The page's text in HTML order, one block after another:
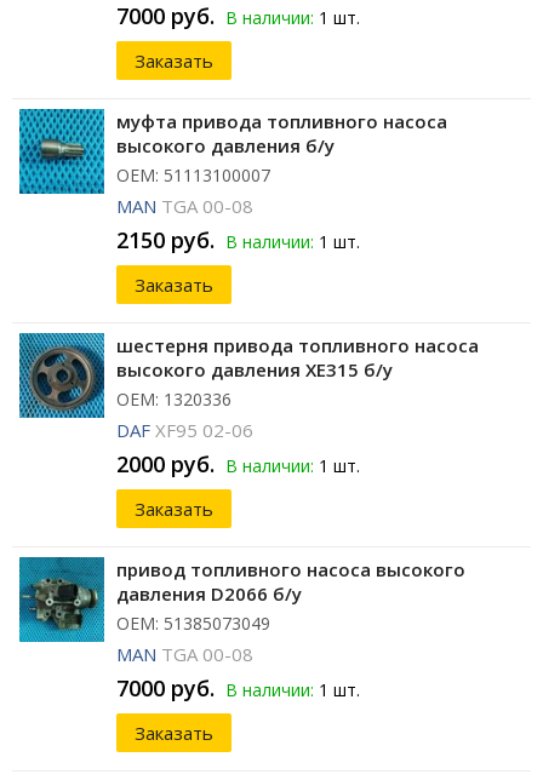
7000 руб. В наличии: 1 шт.
Заказать
муфта привода топливного насоса
высокого давления б/у
ОЕМ: 51113100007
MAN TGA 00-08
2150 руб. В наличии: 1 шт.
Заказать
шестерня привода топливного насоса
высокого давления XE315 б/у
ОЕМ: 1320336
DAF XF95 02-06
2000 руб. В наличии: 1 шт.
Заказать
привод топливного насоса высокого
давления D2066 б/у
ОЕМ: 51385073049
MAN TGA 00-08
7000 руб. В наличии: 1 шт.
Заказать